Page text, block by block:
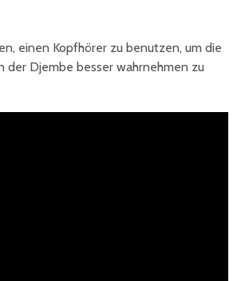
einen Kopfhörer zu benutzen, um die
der Djembe besser wahrnehmen zu